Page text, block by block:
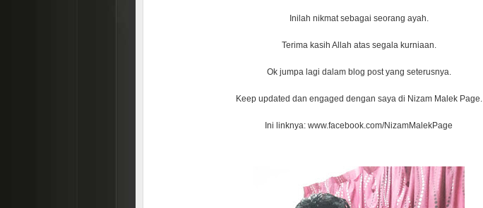
Inilah nikmat sebagai seorang ayah.
Terima kasih Allah atas segala kurniaan.
Ok jumpa lagi dalam blog post yang seterusnya.
Keep updated dan engaged dengan saya di Nizam Malek Page.
Ini linknya: www.facebook.com/NizamMalekPage